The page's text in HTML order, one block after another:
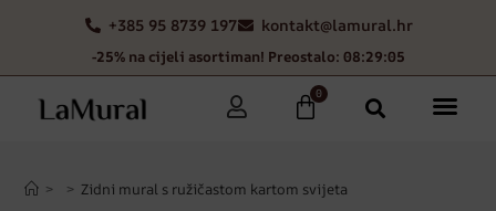
+385 95 8739 197 kontakt@lamural.hr
-25% na cijeli asortiman! Preostalo: 08:29:04
0
> > Zidni mural s ružičastom kartom svijeta